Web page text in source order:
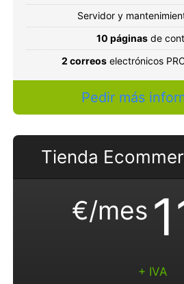
Servidor y
10 páginas de
2 correos electrónicos
Pedir más
Tienda
€/mes
+ IVA